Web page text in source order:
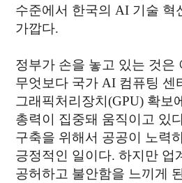
수준에서 한국의 AI 기술 혁
가깝다.
정부가 손을 놓고 있는 것은
무엇보다 국가 AI 컴퓨팅 센
그래픽처리장치(GPU) 확보
총력이 집중돼 움직이고 있
구축을 위해서 공공이 노력
긍정적인 일이다. 하지만 업
공허하고 불안함을 느끼게